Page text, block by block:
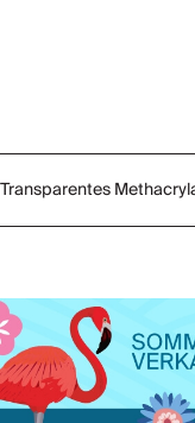
Transparentes